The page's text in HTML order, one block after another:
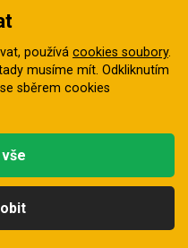
pudrované
rukavice pro bezpečný
používá cookies soubory.
musíme mít. Odkliknutím
sběrem cookies